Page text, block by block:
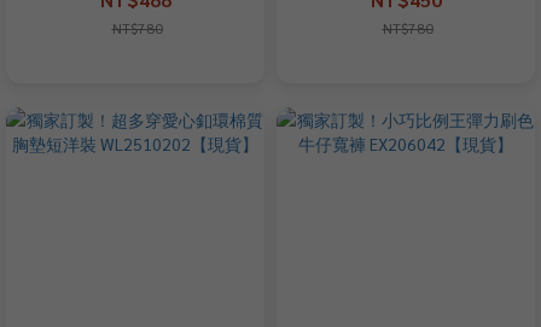
NT$780 NT$780